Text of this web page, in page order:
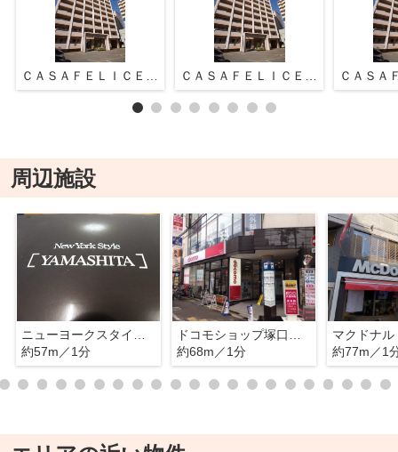
周辺施設
約57m／1分
約68m／1分
マクドナル
約77m／1